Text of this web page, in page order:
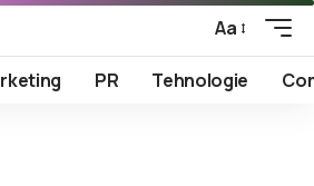
Aa
PR Tehnologie